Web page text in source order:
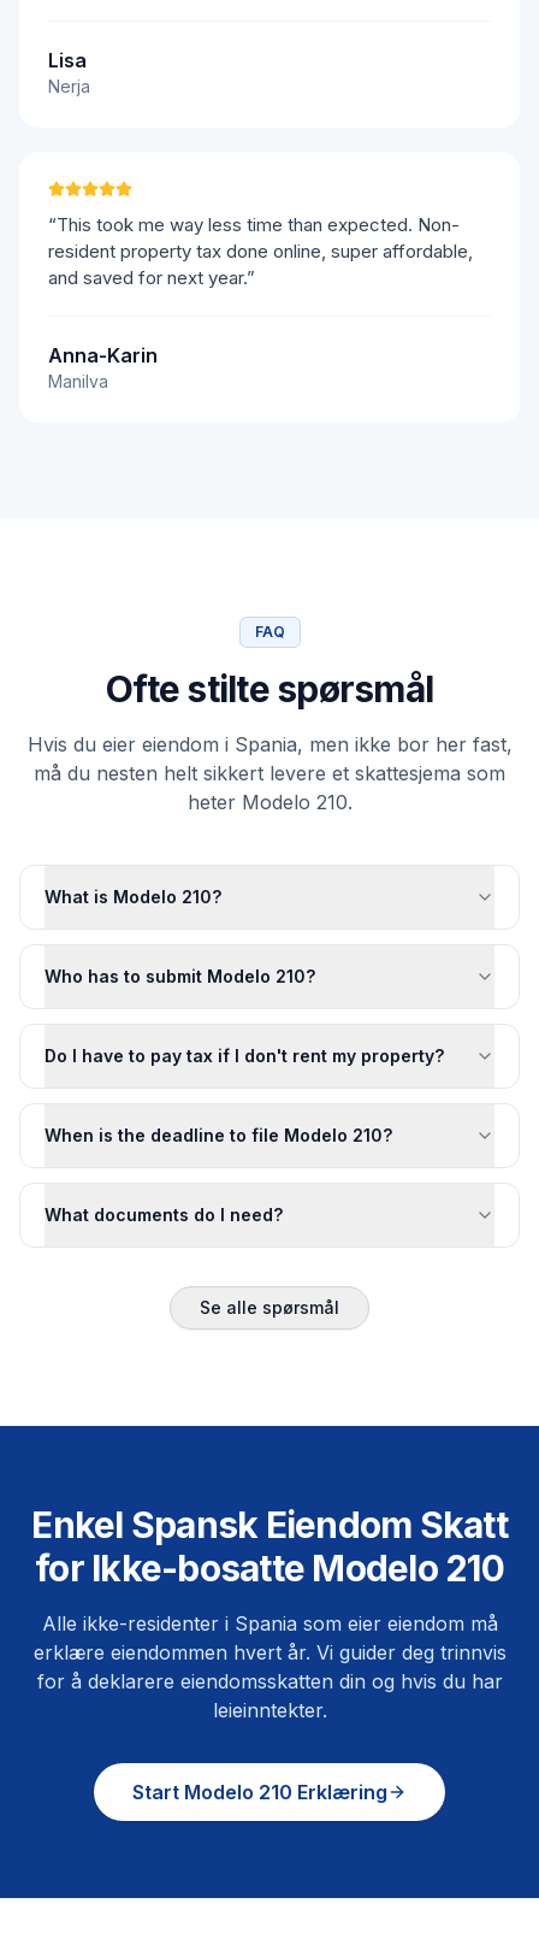
Lisa
Nerja
“This took me way less time than expected. Non-
resident property tax done online, super affordable,
and saved for next year.”
Anna-Karin
Manilva
FAQ
Ofte stilte spørsmål
Hvis du eier eiendom i Spania, men ikke bor her fast,
må du nesten helt sikkert levere et skattesjema som
heter Modelo 210.
What is Modelo 210?
Who has to submit Modelo 210?
Do I have to pay tax if I don't rent my property?
When is the deadline to file Modelo 210?
What documents do I need?
Se alle spørsmål
Enkel Spansk Eiendom Skatt
for Ikke-bosatte Modelo 210
Alle ikke-residenter i Spania som eier eiendom må
erklære eiendommen hvert år. Vi guider deg trinnvis
for å deklarere eiendomsskatten din og hvis du har
leieinntekter.
Start Modelo 210 Erklæring